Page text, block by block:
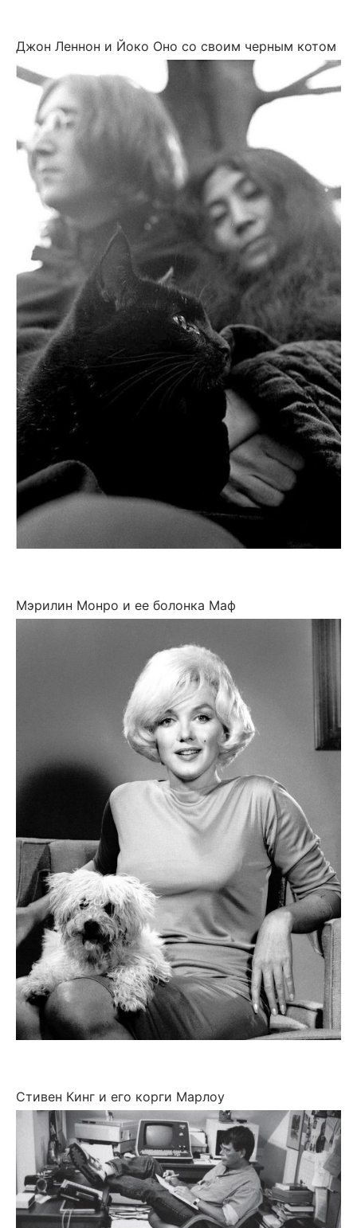
Джон Леннон и Йоко Оно со своим черным котом
Мэрилин Монро и ее болонка Маф
Стивен Кинг и его корги Марлоу